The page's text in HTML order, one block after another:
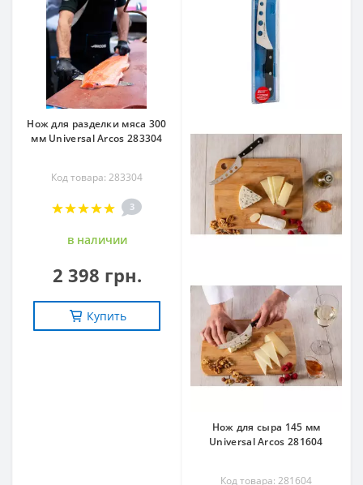
Нож для разделки мяса 300
мм Universal Arcos 283304
Код товара: 283304
3
в наличии
2 398 грн.
Купить
Нож для сыра 145 мм
Universal Arcos 281604
Код товара: 281604